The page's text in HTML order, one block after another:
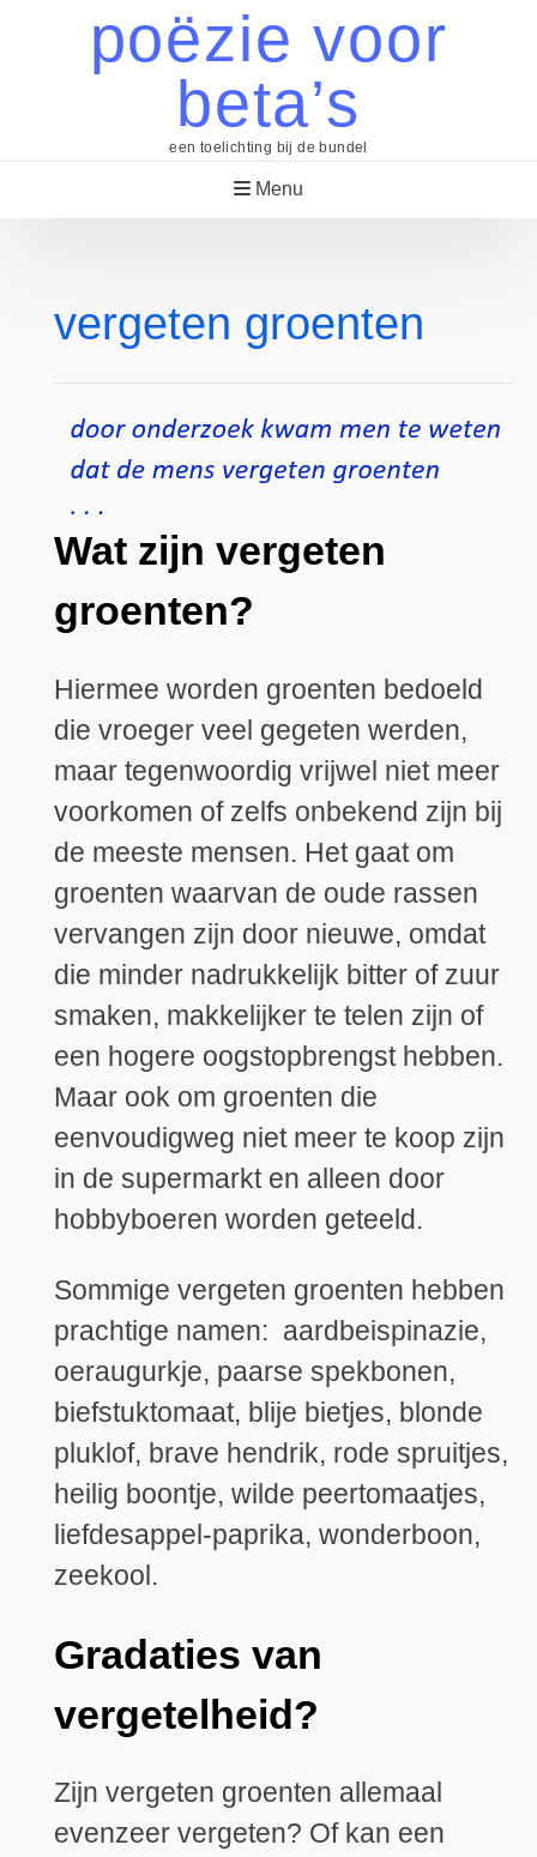
poëzie voor
beta’s
een toelichting bij de bundel
Menu
vergeten groenten
Wat zijn vergeten
groenten?
Hiermee worden groenten bedoeld
die vroeger veel gegeten werden,
maar tegenwoordig vrijwel niet meer
voorkomen of zelfs onbekend zijn bij
de meeste mensen. Het gaat om
groenten waarvan de oude rassen
vervangen zijn door nieuwe, omdat
die minder nadrukkelijk bitter of zuur
smaken, makkelijker te telen zijn of
een hogere oogstopbrengst hebben.
Maar ook om groenten die
eenvoudigweg niet meer te koop zijn
in de supermarkt en alleen door
hobbyboeren worden geteeld.
Sommige vergeten groenten hebben
prachtige namen: aardbeispinazie,
oeraugurkje, paarse spekbonen,
biefstuktomaat, blije bietjes, blonde
pluklof, brave hendrik, rode spruitjes,
heilig boontje, wilde peertomaatjes,
liefdesappel-paprika, wonderboon,
zeekool.
Gradaties van
vergetelheid?
Zijn vergeten groenten allemaal
evenzeer vergeten? Of kan een